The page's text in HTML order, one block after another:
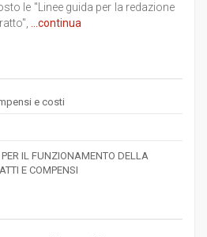
le "Linee guida per la redazione
...continua
e costi
IL FUNZIONAMENTO DELLA
E COMPENSI